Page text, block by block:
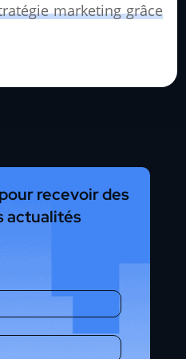
marketing grâce
recevoir des
actualités